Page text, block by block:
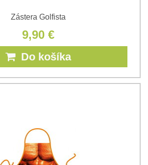
Zástera Golfista
9,90 €
Do košíka